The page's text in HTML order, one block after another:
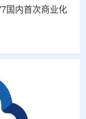
国内首次商业化